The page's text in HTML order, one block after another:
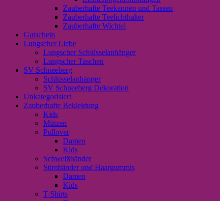
Zauberhafte Teekannen und Tassen
Zauberhafte Teelichthalter
Zauberhafte Wichtel
Gutschein
Lungscher Liebe
Lungscher Schlüsselanhänger
Lungscher Taschen
SV Schneeberg
Schlüsselanhänger
SV Schneeberg Dekoration
Unkategorisiert
Zauberhafte Bekleidung
Kids
Mützen
Pullover
Damen
Kids
Schweißbänder
Stirnbänder und Haargummis
Damen
Kids
T-Shirts